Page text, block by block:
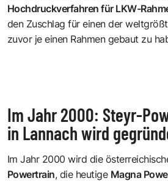
Hochdruckverfahren für LKW-
den Zuschlag für einen der
zuvor je einen Rahmen gebaut zu
Im Jahr 2000: Steyr-
in Lannach wird
Im Jahr 2000 wird die
Powertrain, die heutige Magna